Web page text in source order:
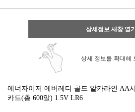
상세정보 새창 열
상세 정보를 확대해
에너자이저 에버레디 골드 알카라인 AA
카드(총 600알) 1.5V LR6